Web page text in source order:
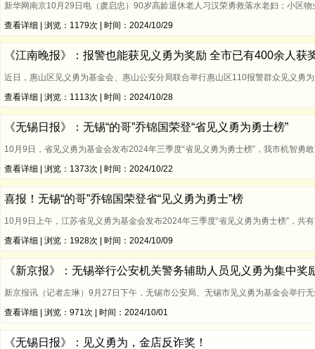
新华网南京10月29日电（虞启忠）90岁高龄退休老人习汉荣勇救落水老妇；小区
查看详细 | 浏览：1179次 | 时间：2024/10/29
《江南晚报》：报警也能获见义勇为奖励 全市已有400余人获
近日，惠山区见义勇为基金会、惠山公安分局联合举行惠山区110报警群众见义勇
查看详细 | 浏览：1113次 | 时间：2024/10/28
《无锡日报》：无锡“的哥”乔锦国荣登“省见义勇为勇士榜”
10月9日，省见义勇为基金会发布2024年三季度“省见义勇为勇士榜”，我市机智勇
查看详细 | 浏览：1373次 | 时间：2024/10/22
喜报！无锡“的哥”乔锦国荣登省“见义勇为勇士”榜
10月9日上午，江苏省见义勇为基金会发布2024年三季度“省见义勇为勇士榜”，
查看详细 | 浏览：1928次 | 时间：2024/10/09
《新京报》：无锡举行公安机关警务辅助人员见义勇为集中奖
新京报讯（记者左琳）9月27日下午，无锡市公安局、无锡市见义勇为基金会举行
查看详细 | 浏览：971次 | 时间：2024/10/01
《无锡日报》：见义勇为，金店反诈奖！